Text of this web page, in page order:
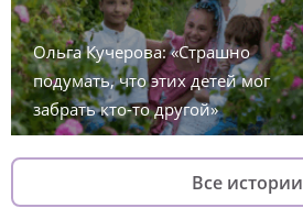
Ольга Кучерова: «Страшно
подумать, что этих детей мог
забрать кто-то другой»
Все истории